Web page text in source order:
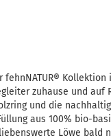
zuhause und auf
und die
aus 100% bio-
Löwe bald